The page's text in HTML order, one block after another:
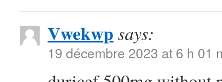
Vwekwp says:
19 décembre 2023 at 6 h 01